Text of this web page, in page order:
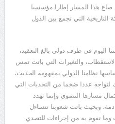
صاغ هذا المسار إطارا مؤسسيا
التي تجمع بين الدول
اليوم في ظرف دولي بالغ التعقيد،
والتغيرات التي باتت تمس
نظامنا الدولي بمفهومه الحديث،
لتواجه عددا ضخما من التحديات التي
مسارها التنموي وإنما تهدد
وبحيث باتت شعوبنا تتساءل
نقوم به من إجراءات للتصدي